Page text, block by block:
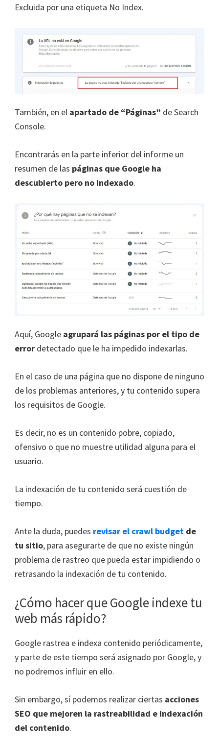
Excluida por una etiqueta No Index.
También, en el apartado de “Páginas” de Search
Console.
Encontrarás en la parte inferior del informe un
resumen de las páginas que Google ha
descubierto pero no indexado.
Aquí, Google agrupará las páginas por el tipo de
error detectado que le ha impedido indexarlas.
En el caso de una página que no dispone de ninguno
de los problemas anteriores, y tu contenido supera
los requisitos de Google.
Es decir, no es un contenido pobre, copiado,
ofensivo o que no muestre utilidad alguna para el
usuario.
La indexación de tu contenido será cuestión de
tiempo.
Ante la duda, puedes revisar el crawl budget de
tu sitio, para asegurarte de que no existe ningún
problema de rastreo que pueda estar impidiendo o
retrasando la indexación de tu contenido.
¿Cómo hacer que Google indexe tu
web más rápido?
Google rastrea e indexa contenido periódicamente,
y parte de este tiempo será asignado por Google, y
no podremos influir en ello.
Sin embargo, sí podemos realizar ciertas acciones
SEO que mejoren la rastreabilidad e indexación
del contenido.